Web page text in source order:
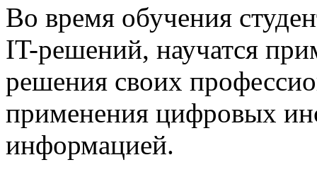
Во время обучения
IT-решений, научатся
решения своих
применения цифровых
информацией.